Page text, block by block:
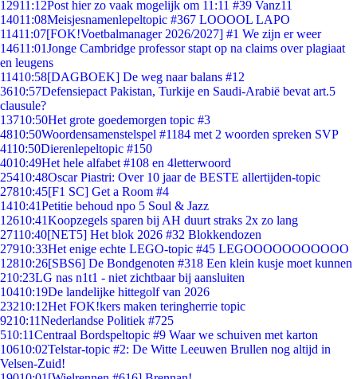
12911:12Post hier zo vaak mogelijk om 11:11 #39 Vanz11
14011:08Meisjesnamenlepeltopic #367 LOOOOL LAPO
11411:07[FOK!Voetbalmanager 2026/2027] #1 We zijn er weer
14611:01Jonge Cambridge professor stapt op na claims over plagiaat
en leugens
11410:58[DAGBOEK] De weg naar balans #12
3610:57Defensiepact Pakistan, Turkije en Saudi-Arabië bevat art.5
clausule?
13710:50Het grote goedemorgen topic #3
4810:50Woordensamenstelspel #1184 met 2 woorden spreken SVP
4110:50Dierenlepeltopic #150
4010:49Het hele alfabet #108 en 4letterwoord
25410:48Oscar Piastri: Over 10 jaar de BESTE allertijden-topic
27810:45[F1 SC] Get a Room #4
1410:41Petitie behoud npo 5 Soul & Jazz
12610:41Koopzegels sparen bij AH duurt straks 2x zo lang
27110:40[NET5] Het blok 2026 #32 Blokkendozen
27910:33Het enige echte LEGO-topic #45 LEGOOOOOOOOOOO
12810:26[SBS6] De Bondgenoten #318 Een klein kusje moet kunnen
210:23LG nas n1t1 - niet zichtbaar bij aansluiten
10410:19De landelijke hittegolf van 2026
23210:12Het FOK!kers maken teringherrie topic
9210:11Nederlandse Politiek #725
510:11Centraal Bordspeltopic #9 Waar we schuiven met karton
10610:02Telstar-topic #2: De Witte Leeuwen Brullen nog altijd in
Velsen-Zuid!